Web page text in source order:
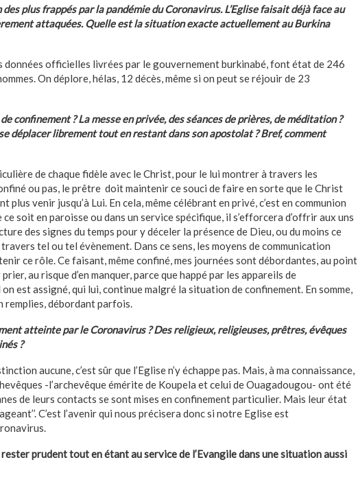
plus frappés par la pandémie du Coronavirus. L’Eglise faisait déjà face au
attaquées. Quelle est la situation exacte actuellement au Burkina
données officielles livrées par le gouvernement burkinabé, font état de 246
On déplore, hélas, 12 décès, même si on peut se réjouir de 23
confinement ? La messe en privée, des séances de prières, de méditation ?
déplacer librement tout en restant dans son apostolat ? Bref, comment
de chaque fidèle avec le Christ, pour le lui montrer à travers les
ou pas, le prêtre doit maintenir ce souci de faire en sorte que le Christ
plus venir jusqu’à Lui. En cela, même célébrant en privé, c’est en communion
soit en paroisse ou dans un service spécifique, il s’efforcera d’offrir aux uns
des signes du temps pour y déceler la présence de Dieu, ou du moins ce
tel ou tel évènement. Dans ce sens, les moyens de communication
ce rôle. Ce faisant, même confiné, mes journées sont débordantes, au point
au risque d’en manquer, parce que happé par les appareils de
est assigné, qui lui, continue malgré la situation de confinement. En somme,
remplies, débordant parfois.
atteinte par le Coronavirus ? Des religieux, religieuses, prêtres, évêques
?
aucune, c’est sûr que l’Eglise n’y échappe pas. Mais, à ma connaissance,
-l’archevêque émérite de Koupela et celui de Ouagadougou- ont été
de leurs contacts se sont mises en confinement particulier. Mais leur état
C’est l’avenir qui nous précisera donc si notre Eglise est
prudent tout en étant au service de l’Evangile dans une situation aussi